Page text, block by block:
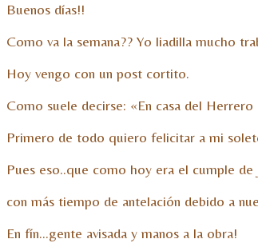
Buenos días!!
Como va la semana?? Yo liadilla mucho
Hoy vengo con un post cortito.
Como suele decirse: «En casa del
Primero de todo quiero felicitar a mi
Pues eso..que como hoy era el cumple
con más tiempo de antelación debido a
En fín…gente avisada y manos a la obra!